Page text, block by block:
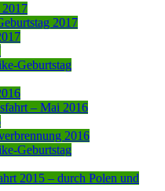
2017
2017
Geburtstag
– Mai 2016
2016
Geburtstag
2015 – durch Polen und